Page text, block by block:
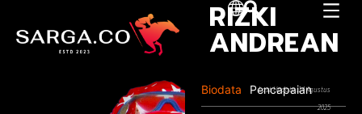
RIZKI
ANDREAN
Biodata Pencapaian
Last Update :14 Agustus
2025